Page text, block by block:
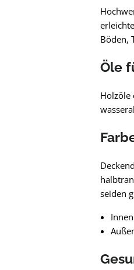
Böden,
Öle
Holzöle
seiden